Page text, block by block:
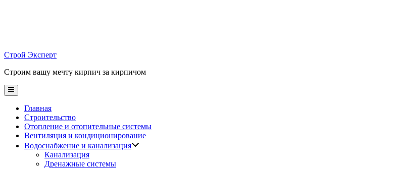
Строй Эксперт
Строим вашу мечту кирпич за кирпичом
Main
Menu
Главная
Строительство
Отопление и отопительные системы
Вентиляция и кондиционирование
Водоснабжение и канализация
Канализация
Дренажные системы